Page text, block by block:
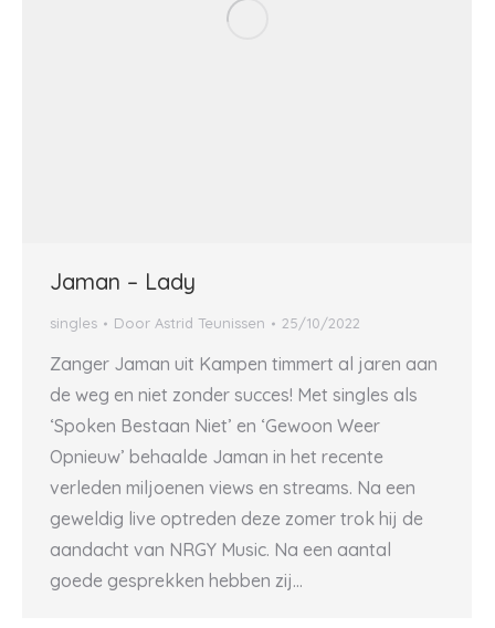
Jaman – Lady
singles Door Astrid Teunissen 25/10/2022
Zanger Jaman uit Kampen timmert al jaren aan
de weg en niet zonder succes! Met singles als
‘Spoken Bestaan Niet’ en ‘Gewoon Weer
Opnieuw’ behaalde Jaman in het recente
verleden miljoenen views en streams. Na een
geweldig live optreden deze zomer trok hij de
aandacht van NRGY Music. Na een aantal
goede gesprekken hebben zij…